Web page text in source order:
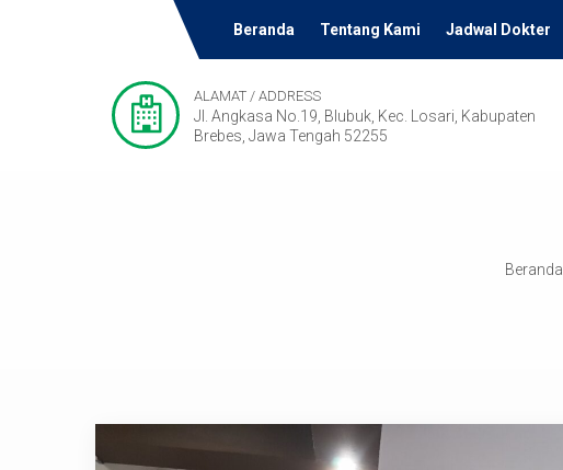
Beranda Tentang Kami Jadwal Dokter
ALAMAT / ADDRESS
Jl. Angkasa No.19, Blubuk, Kec. Losari, Kabupaten
Brebes, Jawa Tengah 52255
Beranda